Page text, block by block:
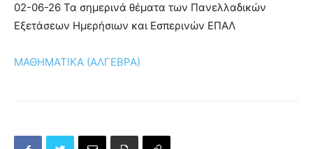
02-06-26 Τα σημερινά θέματα των Πανελλαδικών
Εξετάσεων Ημερήσιων και Εσπερινών ΕΠΑΛ
ΜΑΘΗΜΑΤΙΚΑ (ΑΛΓΕΒΡΑ)